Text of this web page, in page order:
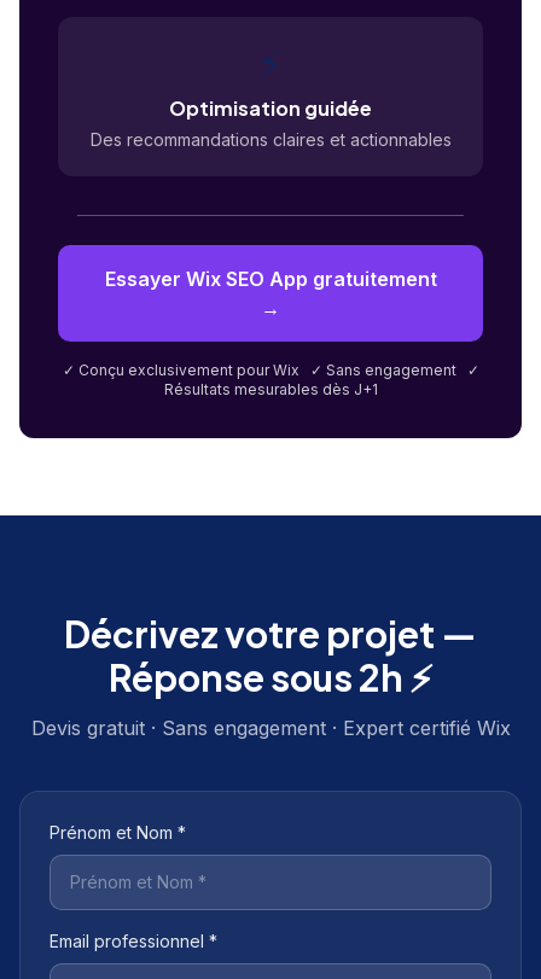
⚡
Optimisation guidée
Des recommandations claires et actionnables
Essayer Wix SEO App gratuitement
→
✓ Conçu exclusivement pour Wix ✓ Sans engagement ✓
Résultats mesurables dès J+1
Décrivez votre projet —
Réponse sous 2h ⚡
Devis gratuit · Sans engagement · Expert certifié Wix
Prénom et Nom *
Email professionnel *